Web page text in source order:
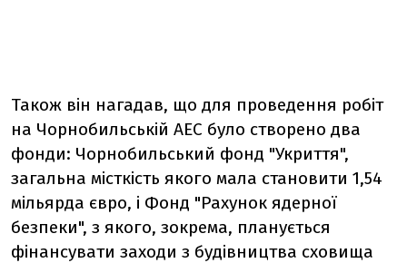
Також він нагадав, що для проведення робіт
на Чорнобильській АЕС було створено два
фонди: Чорнобильський фонд "Укриття",
загальна місткість якого мала становити 1,54
мільярда євро, і Фонд "Рахунок ядерної
безпеки", з якого, зокрема, планується
фінансувати заходи з будівництва сховища